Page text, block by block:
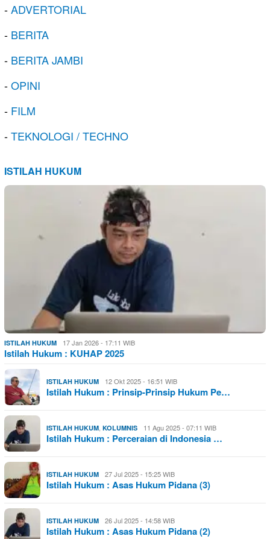
-ADVERTORIAL
- BERITA
- BERITA JAMBI
-OPINI
- FILM
-TEKNOLOGI / TECHNO
ISTILAH HUKUM
ISTILAH HUKUM 17 Jan 2026 - 17:11 WIB
Istilah Hukum : KUHAP 2025
ISTILAH HUKUM 12 Okt 2025 - 16:51 WIB
Istilah Hukum : Prinsip-Prinsip Hukum Pe…
ISTILAH HUKUM KOLUMNIS 11 Agu 2025 - 07:11 WIB
Istilah Hukum : Perceraian di Indonesia …
ISTILAH HUKUM 27 Jul 2025 - 15:25 WIB
Istilah Hukum : Asas Hukum Pidana (3)
ISTILAH HUKUM 26 Jul 2025 - 14:58 WIB
Istilah Hukum : Asas Hukum Pidana (2)